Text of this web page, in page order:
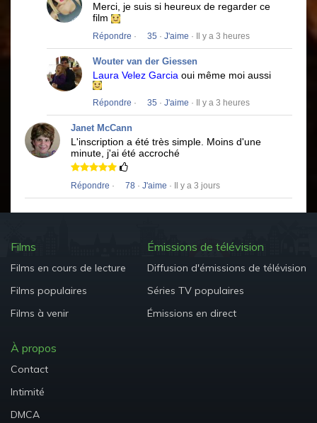
Merci, je suis si heureux de regarder ce
film
Répondre · 35 · J'aime · Il y a 3 heures
Wouter van der Giessen
Laura Velez Garcia oui même moi aussi
Répondre · 35 · J'aime · Il y a 3 heures
Janet McCann
L'inscription a été très simple. Moins d'une
minute, j'ai été accroché
Répondre · 78 · J'aime · Il y a 3 jours
Films
Films en cours de lecture
Films populaires
Films à venir
Émissions de télévision
Diffusion d'émissions de télévision
Séries TV populaires
Émissions en direct
À propos
Contact
Intimité
DMCA